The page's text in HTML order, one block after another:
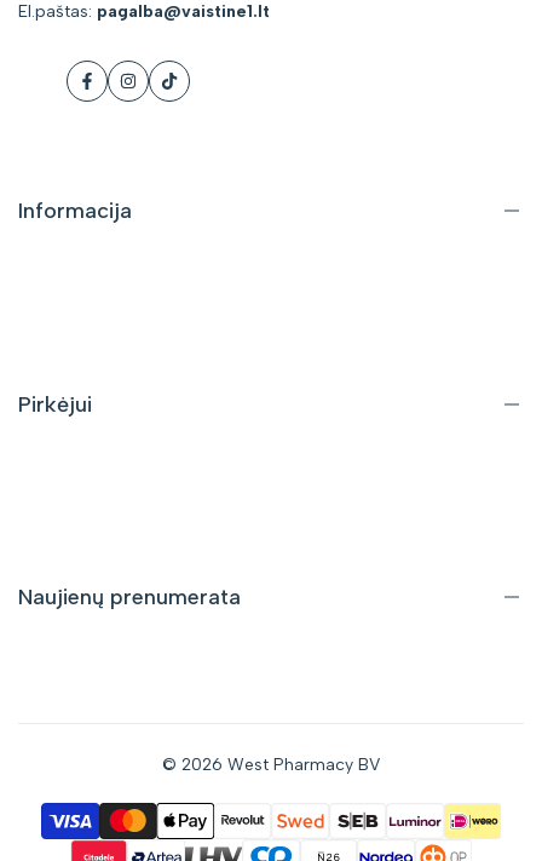
El.paštas: pagalba@vaistine1.lt
Facebook
Instagram
Tiktok
Informacija
Pirkėjui
Naujienų prenumerata
Sutinku gauti naujienas el. paštu
© 2026 West Pharmacy BV